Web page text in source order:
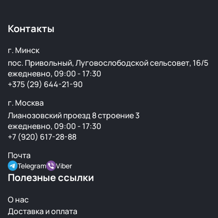
Контакты
г. Минск
пос. Привольный, Луговослободской сельсовет, 16/5
ежедневно, 09:00 - 17:30
+375 (29) 644-21-90
г. Москва
Лианозовский проезд 8 строение 3
ежедневно, 09:00 - 17:30
+7 (920) 617-28-88
Почта
Telegram Viber
Полезные ссылки
О нас
Доставка и оплата